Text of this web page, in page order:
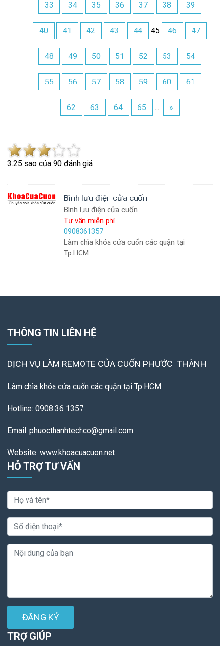
33 34 35 36 37 38 39
40 41 42 43 44 45 46 47
48 49 50 51 52 53 54
55 56 57 58 59 60 61
62 63 64 65 ... »
3.25 sao của 90 đánh giá
Bình lưu điện cửa cuốn
Bình lưu điện cửa cuốn
Tư vấn miễn phí
0908361357
Làm chìa khóa cửa cuốn các quận tại
Tp.HCM
THÔNG TIN LIÊN HỆ
DỊCH VỤ LÀM REMOTE CỬA CUỐN PHƯỚC THÀNH
Làm chìa khóa cửa cuốn các quận tại Tp.HCM
Hotline: 0908 36 1357
Email: phuocthanhtechco@gmail.com
Website: www.khoacuacuon.net
HỖ TRỢ TƯ VẤN
ĐĂNG KÝ
TRỢ GIÚP